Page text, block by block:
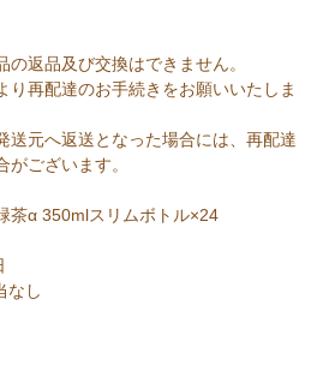
返品及び交換はできません。
再配達のお手続きをお願いいたしま
元へ返送となった場合には、再配達
ございます。
茶α 350mlスリムボトル×24
なし